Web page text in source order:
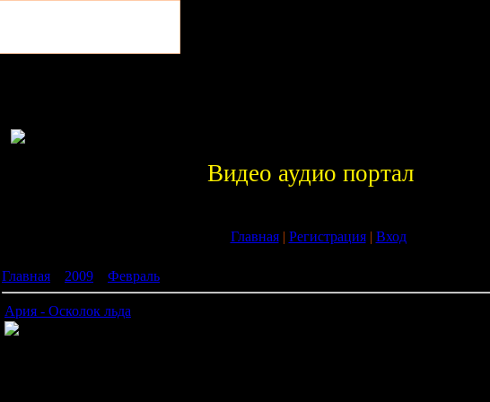
Видео аудио портал
Главная| Регистрация| Вход
Главная 2009 Февраль
Ария - Осколок льда